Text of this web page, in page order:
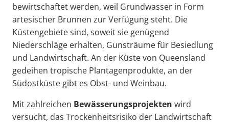
bewirtschaftet werden, weil Grundwasser in Form
artesischer Brunnen zur Verfügung steht. Die
Küstengebiete sind, soweit sie genügend
Niederschläge erhalten, Gunsträume für Besiedlung
und Landwirtschaft. An der Küste von Queensland
gedeihen tropische Plantagenprodukte, an der
Südostküste gibt es Obst- und Weinbau.
Mit zahlreichen Bewässerungsprojekten wird
versucht, das Trockenheitsrisiko der Landwirtschaft